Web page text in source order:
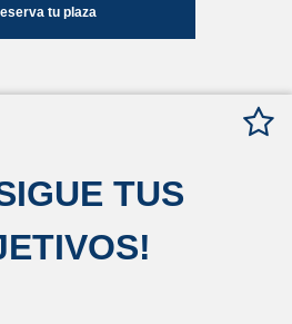
tu plaza
TUS
!